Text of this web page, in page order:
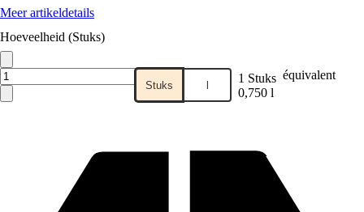
Meer artikeldetails
Hoeveelheid (Stuks)
Stuks l 1 Stuks équivalent
0,750 l